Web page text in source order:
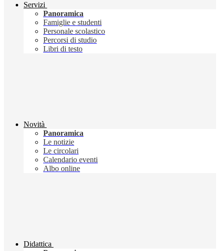
Servizi
Panoramica
Famiglie e studenti
Personale scolastico
Percorsi di studio
Libri di testo
Novità
Panoramica
Le notizie
Le circolari
Calendario eventi
Albo online
Didattica